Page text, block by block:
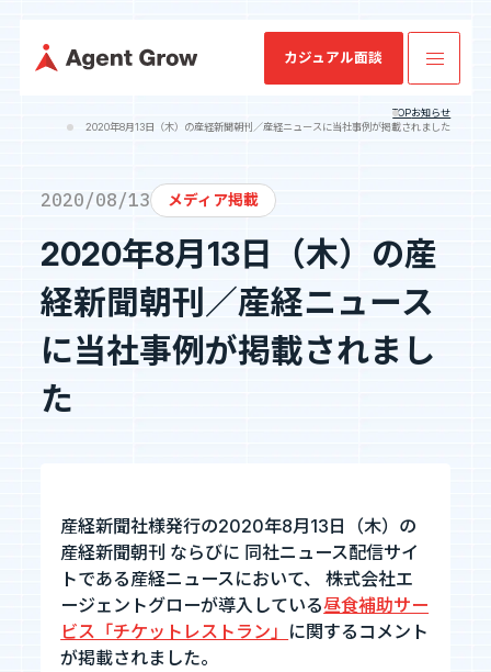
ミッション・
ビジョン・バ
リュー
会社概要
健康経営宣言
SES特化型
SaaS[Fairgrit]
SESコン
サルティ
ング
IRニュース IRライブラリ
業績・財務情
報
カジュアル面談
企業情報
事業内容
採用情報
お知らせ
お問い合わせ
TOPお知らせ
2020年8月13日（木）の産経新聞朝刊／産経ニュースに当社事例が掲載されました
2020/08/13 メディア掲載
2020年8月13日（木）の産
経新聞朝刊／産経ニュース
に当社事例が掲載されまし
た
産経新聞社様発行の2020年8月13日（木）の
産経新聞朝刊 ならびに 同社ニュース配信サイ
トである産経ニュースにおいて、 株式会社エ
ージェントグローが導入している昼食補助サー
ビス「チケットレストラン」 に関するコメント
が掲載されました。